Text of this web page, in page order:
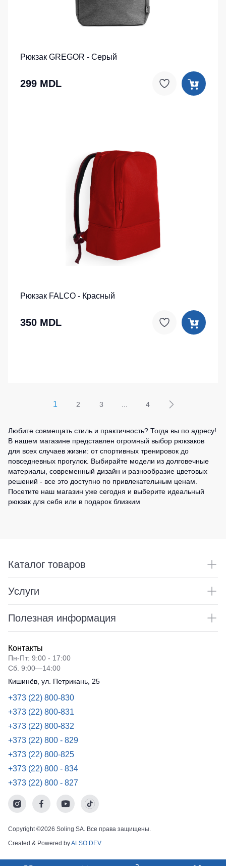
Рюкзак GREGOR - Серый
299 MDL
Рюкзак FALCO - Красный
350 MDL
1 2 3 4
Любите совмещать стиль и практичность? Тогда вы по адресу!
В нашем магазине представлен огромный выбор рюкзаков
для всех случаев жизни: от спортивных тренировок до
повседневных прогулок. Выбирайте модели из долговечные
материалы, современный дизайн и разнообразие цветовых
решений - все это доступно по привлекательным ценам.
Посетите наш магазин уже сегодня и выберите идеальный
рюкзак для себя или в подарок близким
Каталог товаров
Услуги
Полезная информация
Контакты
Пн-Пт: 9:00 - 17:00
Сб. 9:00—14:00
Кишинёв, ул. Петрикань, 25
+373 (22) 800-830
+373 (22) 800-831
+373 (22) 800-832
+373 (22) 800 - 829
+373 (22) 800-825
+373 (22) 800 - 834
+373 (22) 800 - 827
Copyright ©2026 Soling SA. Все права защищены.
Created & Powered byALSO DEV